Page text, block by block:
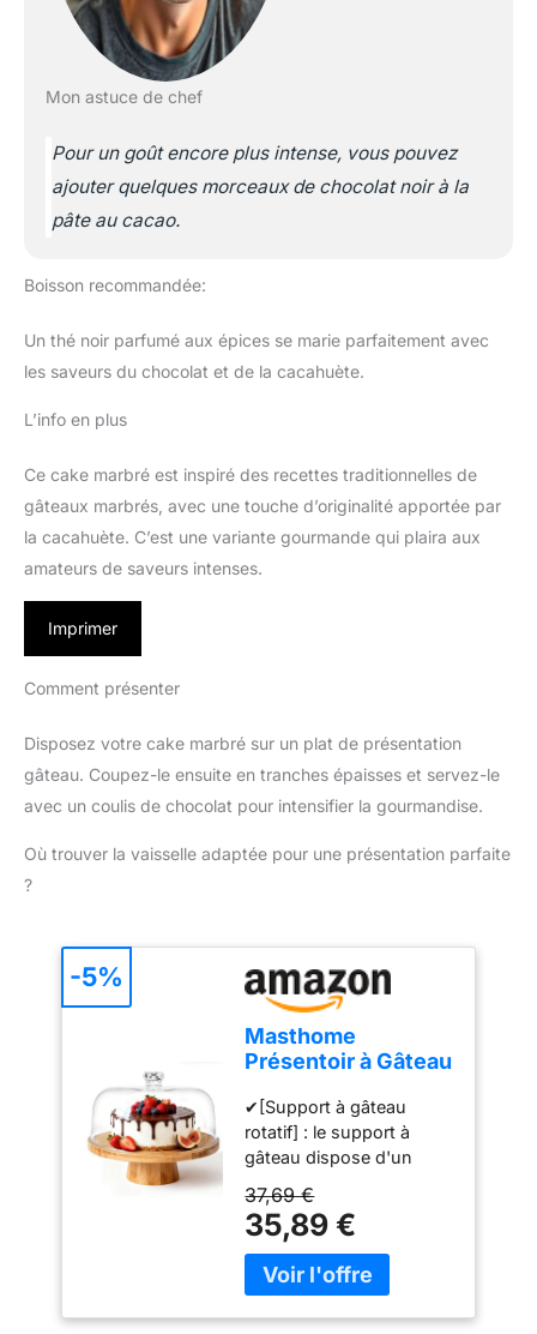
Mon astuce de chef
Pour un goût encore plus intense, vous pouvez
ajouter quelques morceaux de chocolat noir à la
pâte au cacao.
Boisson recommandée:
Un thé noir parfumé aux épices se marie parfaitement avec
les saveurs du chocolat et de la cacahuète.
L’info en plus
Ce cake marbré est inspiré des recettes traditionnelles de
gâteaux marbrés, avec une touche d’originalité apportée par
la cacahuète. C’est une variante gourmande qui plaira aux
amateurs de saveurs intenses.
Imprimer
Comment présenter
Disposez votre cake marbré sur un plat de présentation
gâteau. Coupez-le ensuite en tranches épaisses et servez-le
avec un coulis de chocolat pour intensifier la gourmandise.
Où trouver la vaisselle adaptée pour une présentation parfaite
?
Masthome
Présentoir à Gâteau
Couvercle, 6in1
Cloche à Gâteaux
Multifonctionelle,
Support Gâteau en
Bois Rotatif pour
Pâtisserie/Desserts
✔[Support à gâteau
rotatif] : le support à
gâteau dispose d'un
vous permet d'ajuster
facilement la position du
gâteau. Vous pouvez voir
le gâteau sous différents
37,69 €
35,89 €
-5%